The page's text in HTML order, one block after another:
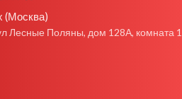
(Москва)
Лесные Поляны, дом 128А, комната 1